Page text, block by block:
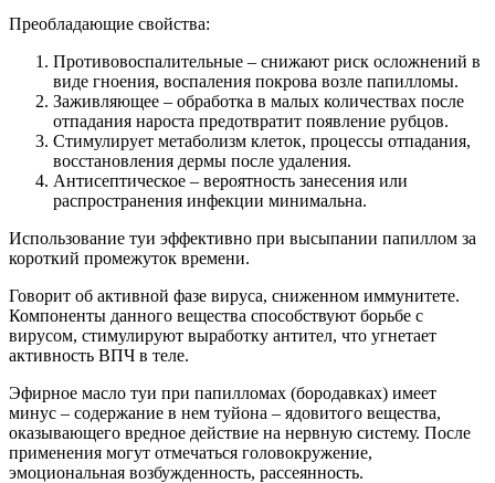
Преобладающие свойства:
Противовоспалительные – снижают риск осложнений в
виде гноения, воспаления покрова возле папилломы.
Заживляющее – обработка в малых количествах после
отпадания нароста предотвратит появление рубцов.
Стимулирует метаболизм клеток, процессы отпадания,
восстановления дермы после удаления.
Антисептическое – вероятность занесения или
распространения инфекции минимальна.
Использование туи эффективно при высыпании папиллом за
короткий промежуток времени.
Говорит об активной фазе вируса, сниженном иммунитете.
Компоненты данного вещества способствуют борьбе с
вирусом, стимулируют выработку антител, что угнетает
активность ВПЧ в теле.
Эфирное масло туи при папилломах (бородавках) имеет
минус – содержание в нем туйона – ядовитого вещества,
оказывающего вредное действие на нервную систему. После
применения могут отмечаться головокружение,
эмоциональная возбужденность, рассеянность.